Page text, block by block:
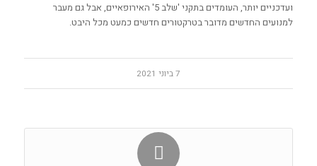
ועדכניים יותר, העומדים בתקני 'שלב 5' האירופאיים, אבל גם מעבר
למנועים החדשים מדובר בטרקטורים חדשים כמעט מכל היבט.
7 ביוני 2021